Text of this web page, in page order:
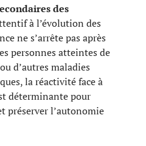
des
à l’évolution des
ne s’arrête pas après
personnes atteintes de
ou d’autres maladies
la réactivité face à
déterminante pour
préserver l’autonomie